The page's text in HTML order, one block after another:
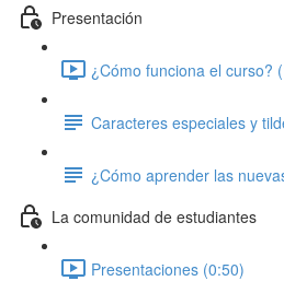
Presentación
¿Cómo funciona el curso?
Caracteres especiales y
¿Cómo aprender las
La comunidad de estudiantes
Presentaciones (0:50)